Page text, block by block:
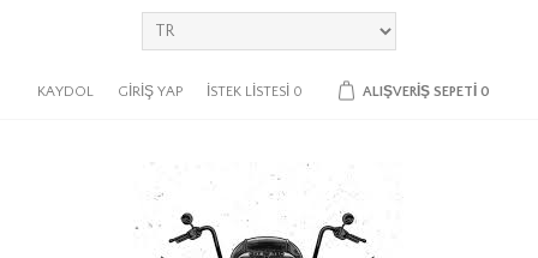
KAYDOL GIRIŞ YAP İSTEK LISTESI 0 ALIŞVERIŞ SEPETI 0